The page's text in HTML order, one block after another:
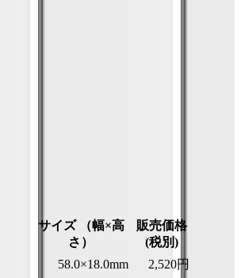
サイズ （幅×高
さ）
販売価格
(税別)
58.0×18.0mm
2,520円